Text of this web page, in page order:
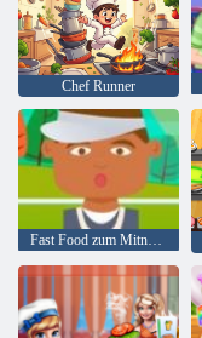
Chef Runner
Fast Food zum Mitnehmen